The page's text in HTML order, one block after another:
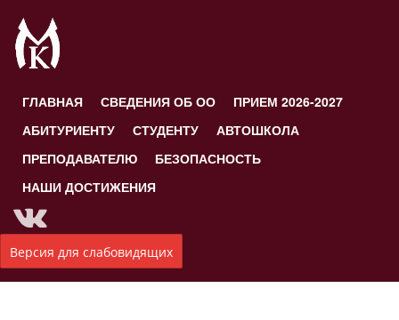
ГЛАВНАЯ СВЕДЕНИЯ ОБ ОО
ПРИЕМ 2026-2027
АБИТУРИЕНТУ
СТУДЕНТУ
АВТОШКОЛА
ПРЕПОДАВАТЕЛЮ
БЕЗОПАСНОСТЬ
НАШИ ДОСТИЖЕНИЯ
Версия для слабовидящих